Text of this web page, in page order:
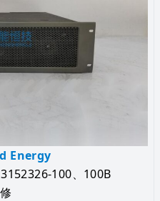
Energy
100、100B